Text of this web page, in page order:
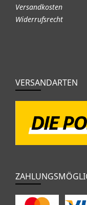
Versandkosten
Widerrufsrecht
VERSANDARTEN